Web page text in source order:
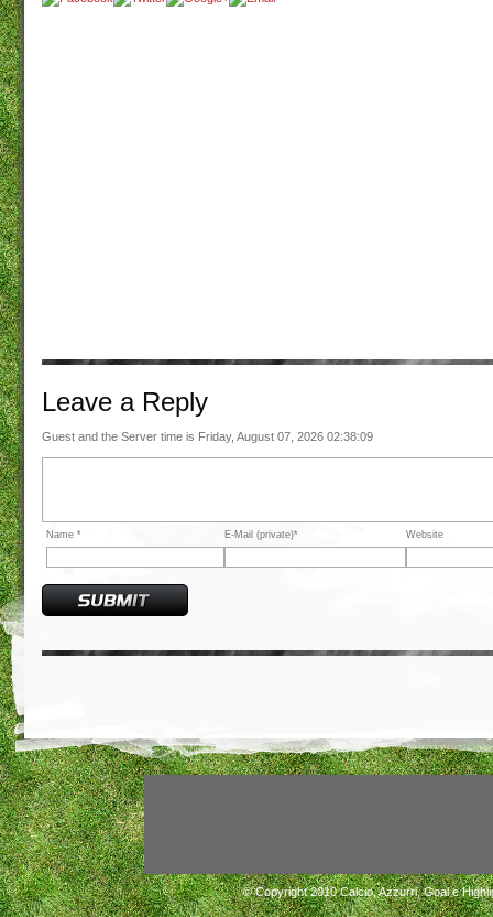
Leave a Reply
Guest and the Server time is Friday, August 07, 2026 02:38:09
Name * E-Mail (private)* Website
© Copyright 2010Calcio, Azzurri, Goal e